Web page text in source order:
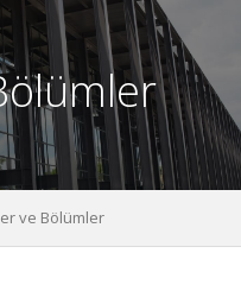
ve Bölümler